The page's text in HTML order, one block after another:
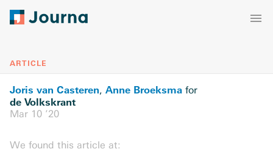
ARTICLE
Joris van Casteren, Anne Broeksma for
de Volkskrant
Mar 10 ’20
We found this article at: